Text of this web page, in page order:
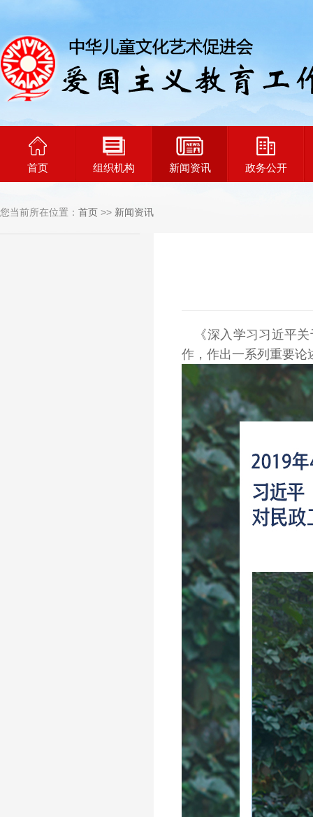
首页 组织机构 新闻资讯 政务公开
您当前所在位置： 首页 >> 新闻资讯
《深入学习习近平关
作，作出一系列重要论